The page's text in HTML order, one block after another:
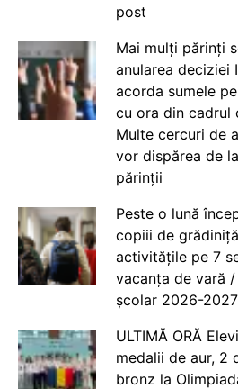
post
Mai mulți părinți
anularea deciziei
acorda sumele
cu ora din cadrul
Multe cercuri de
vor dispărea de
părinții
Peste o lună
copiii de
activitățile pe 7
vacanța de vară
școlar 2026-
ULTIMĂ ORĂ
medalii de aur, 2
bronz la